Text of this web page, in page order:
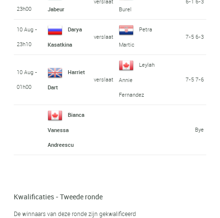
23h00
Jabeur Burel
10 Aug -
23h10
Darya
Kasatkina
verslaat
Petra
Martic
7-5 6-3
10 Aug -
01h00
Harriet
Dart
verslaat
Leylah
Annie
Fernandez
7-5 7-6
Bianca
Vanessa
Andreescu
Bye
Kwalificaties - Tweede ronde
De winnaars van deze ronde zijn gekwalificeerd